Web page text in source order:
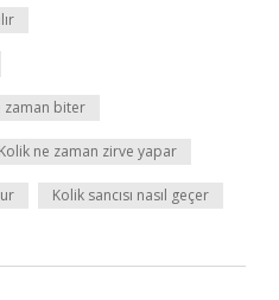
zaman biter
Kolik ne zaman zirve yapar
Kolik sancısı nasıl geçer